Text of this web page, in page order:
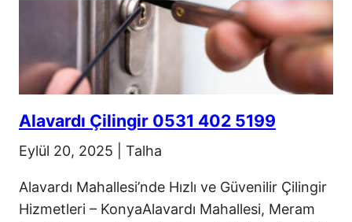
Alavardı Çilingir 0531 402 5199
Eylül 20, 2025 Talha
Alavardı Mahallesi’nde Hızlı ve Güvenilir Çilingir
Hizmetleri – KonyaAlavardı Mahallesi, Meram